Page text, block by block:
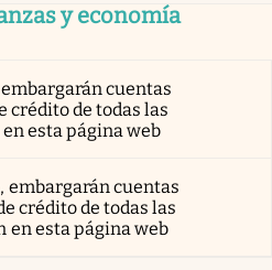
y economía
cuentas
crédito de todas las
esta página web
embargarán cuentas
crédito de todas las
en esta página web